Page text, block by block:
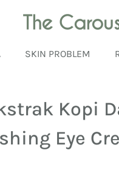
SKIN PROBLEM
Kopi
Eye